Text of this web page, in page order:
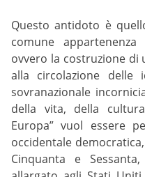
Questo antidoto è
comune
ovvero la costruzione di
alla circolazione
sovranazionale
della vita, della
Europa” vuol essere
occidentale
Cinquanta e